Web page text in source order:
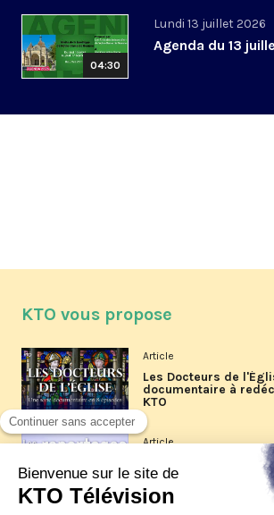
04:30
Lundi 13 juillet 2026
Agenda du 13
KTO vous propose
Article
Les Docteurs de
documentaire à
KTO
Article
Les reportages d'été